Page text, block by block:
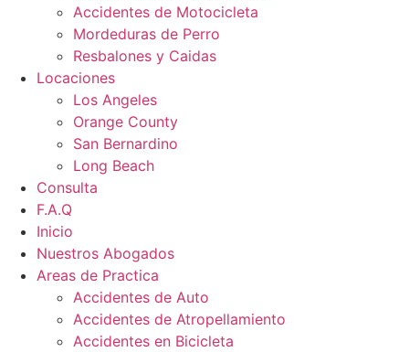
Accidentes de Motocicleta
Mordeduras de Perro
Resbalones y Caidas
Locaciones
Los Angeles
Orange County
San Bernardino
Long Beach
Consulta
F.A.Q
Inicio
Nuestros Abogados
Areas de Practica
Accidentes de Auto
Accidentes de Atropellamiento
Accidentes en Bicicleta